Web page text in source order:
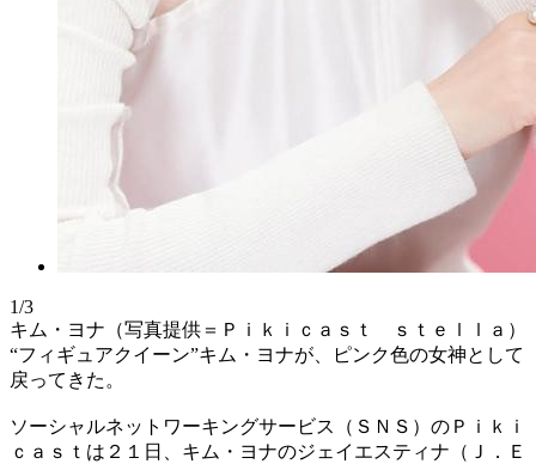
1/3
キム・ヨナ（写真提供＝Ｐｉｋｉｃａｓｔ ｓｔｅｌｌａ）
“フィギュアクイーン”キム・ヨナが、ピンク色の女神として
戻ってきた。
ソーシャルネットワーキングサービス（ＳＮＳ）のＰｉｋｉ
ｃａｓｔは２１日、キム・ヨナのジェイエスティナ（Ｊ．Ｅ